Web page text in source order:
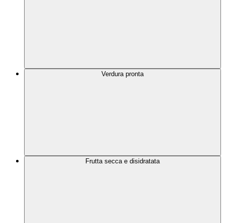
Verdura pronta
Frutta secca e disidratata